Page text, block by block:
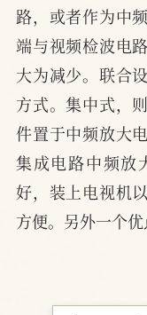
路，或者作为中
端与视频检波电
大为减少。联合
方式。集中式，
件置于中频放大
集成电路中频放
好，装上电视机
方便。另外一个优